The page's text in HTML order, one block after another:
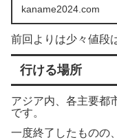
kaname2024.com
前回よりは少々値段
行ける場所
アジア内、各主要都
です。
一度終了したものの